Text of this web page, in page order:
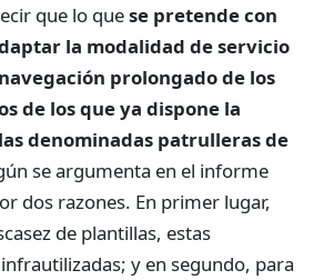
que lo quese pretende con
la modalidad de servicio
prolongado de los
de los que ya dispone la
denominadas patrulleras de
se argumenta en el informe
dos razones. En primer lugar,
de plantillas, estas
y en segundo, para